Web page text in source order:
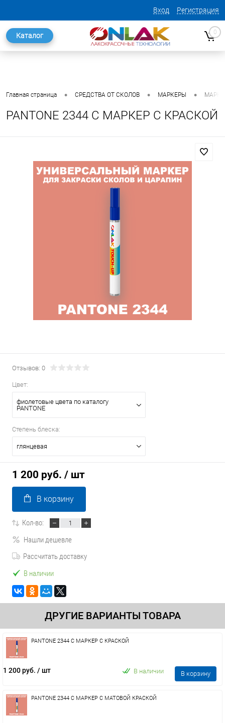
Вход Регистрация
Каталог 0
Главная страница • СРЕДСТВА ОТ СКОЛОВ • МАРКЕРЫ •
PANTONE 2344 C МАРКЕР С КРАСКОЙ
Отзывов: 0
Цвет:
фиолетовые цвета по каталогу
PANTONE
Степень блеска:
глянцевая
1 200 руб. / шт
В корзину
Кол-во:
Нашли дешевле
Рассчитать доставку
В наличии
ДРУГИЕ ВАРИАНТЫ ТОВАРА
PANTONE 2344 C МАРКЕР С КРАСКОЙ
1 200 руб. / шт В наличии В корзину
PANTONE 2344 C МАРКЕР С МАТОВОЙ КРАСКОЙ